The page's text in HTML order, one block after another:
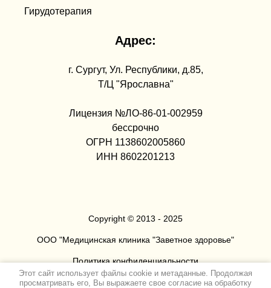
Этот сайт использует файлы cookie и метаданные. Продолжая
просматривать его, Вы выражаете свое согласие на обработку
Гирудотерапия
Адрес:
г. Сургут, Ул. Республики, д.85,
Т/Ц "Ярославна"
Лицензия №ЛО-86-01-002959
бессрочно
ОГРН 1138602005860
ИНН 8602201213
Copyright © 2013 - 2025
ООО "Медицинская клиника "Заветное здоровье"
Политика конфиденциальности